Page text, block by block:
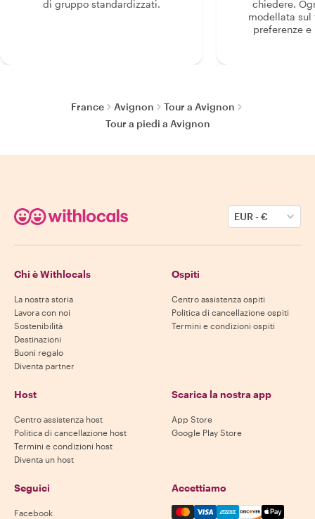
di gruppo standardizzati.
chiedere.
modellata sul
preferenze
France Avignon
Tour a Avignon
Tour a piedi a Avignon
EUR-€
Chi è Withlocals
La nostra storia
Lavora con noi
Sostenibilità
Destinazioni
Buoni regalo
Diventa partner
Ospiti
Centro assistenza ospiti
Politica di cancellazione ospiti
Termini e condizioni ospiti
Host
Centro assistenza host
Politica di cancellazione host
Termini e condizioni host
Diventa un host
Scarica la nostra app
App Store
Google Play Store
Seguici
Facebook
Accettiamo
Mastercard, Visa, Amex,